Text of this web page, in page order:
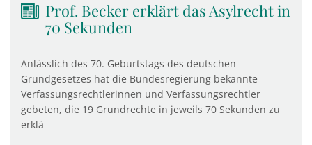
Prof. Becker erklärt das Asylrecht in
70 Sekunden
Anlässlich des 70. Geburtstags des deutschen
Grundgesetzes hat die Bundesregierung bekannte
Verfassungsrechtlerinnen und Verfassungsrechtler
gebeten, die 19 Grundrechte in jeweils 70 Sekunden zu
erklä